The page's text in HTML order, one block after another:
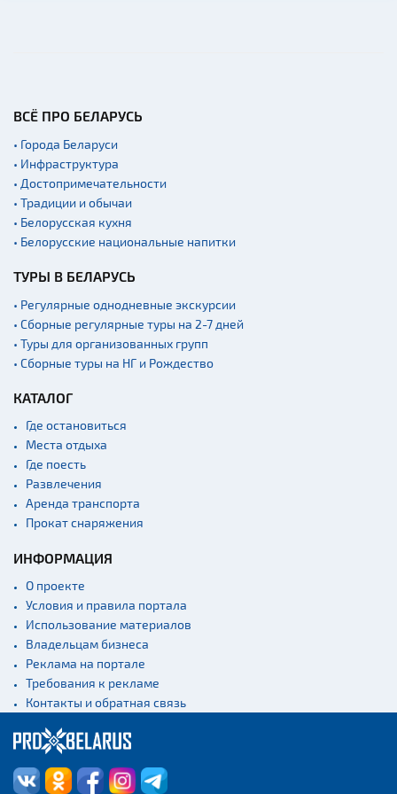
Театры
Национальные парки и
заказники
Концертные залы
Железнодорожные
вокзалы
ВСЁ ПРО БЕЛАРУСЬ
• Города Беларуси
• Инфраструктура
• Достопримечательности
• Традиции и обычаи
• Белорусская кухня
• Белорусские национальные напитки
ТУРЫ В БЕЛАРУСЬ
• Регулярные однодневные экскурсии
• Сборные регулярные туры на 2-7 дней
• Туры для организованных групп
• Сборные туры на НГ и Рождество
КАТАЛОГ
Где остановиться
Места отдыха
Где поесть
Развлечения
Аренда транспорта
Прокат снаряжения
ИНФОРМАЦИЯ
О проекте
Условия и правила портала
Использование материалов
Владельцам бизнеса
Реклама на портале
Требования к рекламе
Контакты и обратная связь